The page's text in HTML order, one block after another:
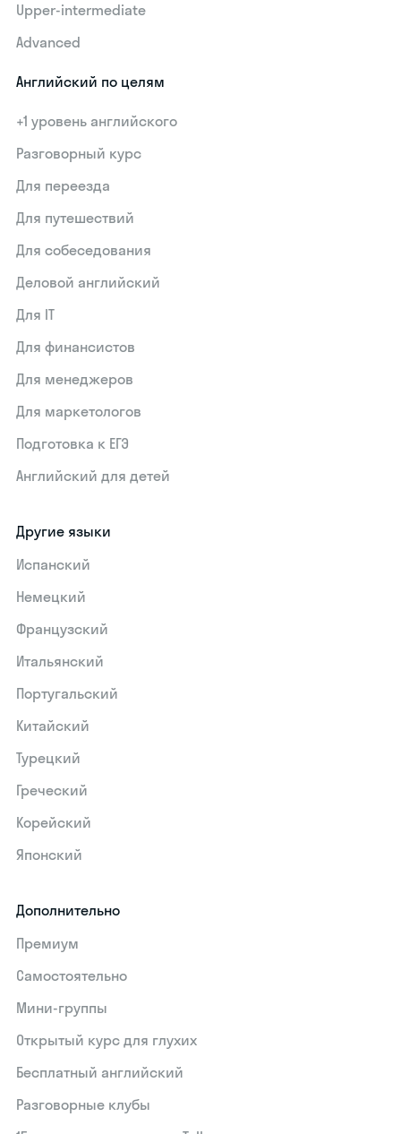
Upper-intermediate
Advanced
Английский по целям
+1 уровень английского
Разговорный курс
Для переезда
Для путешествий
Для собеседования
Деловой английский
Для IT
Для финансистов
Для менеджеров
Для маркетологов
Подготовка к ЕГЭ
Английский для детей
Другие языки
Испанский
Немецкий
Французский
Итальянский
Португальский
Китайский
Турецкий
Греческий
Корейский
Японский
Дополнительно
Премиум
Самостоятельно
Мини-группы
Открытый курс для глухих
Бесплатный английский
Разговорные клубы